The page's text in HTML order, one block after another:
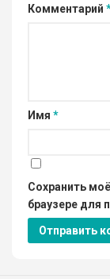
Комментарий
Имя *
Сохранить
браузере для